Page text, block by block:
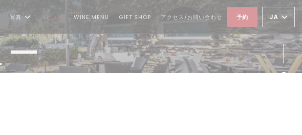
写真 レビュー WINE MENU ((新しいウィンドウで開きます))
GIFT SHOP ((新しいウィンドウで開きます))
アクセス/お問い合わせ 予約 JA